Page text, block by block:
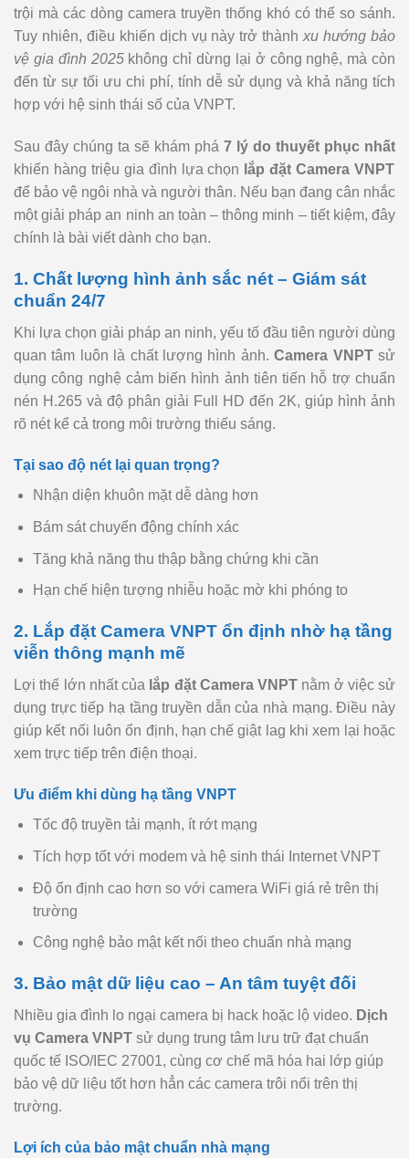
trội mà các dòng camera truyền thống khó có thể so sánh.
Tuy nhiên, điều khiến dịch vụ này trở thànhxu hướng bảo
vệ gia đình 2025không chỉ dừng lại ở công nghệ, mà còn
đến từ sự tối ưu chi phí, tính dễ sử dụng và khả năng tích
hợp với hệ sinh thái số của VNPT.
Sau đây chúng ta sẽ khám phá 7 lý do thuyết phục nhất
khiến hàng triệu gia đình lựa chọn lắp đặt Camera VNPT
để bảo vệ ngôi nhà và người thân. Nếu bạn đang cân nhắc
một giải pháp an ninh an toàn – thông minh – tiết kiệm, đây
chính là bài viết dành cho bạn.
1. Chất lượng hình ảnh sắc nét – Giám sát
chuẩn 24/7
Khi lựa chọn giải pháp an ninh, yếu tố đầu tiên người dùng
quan tâm luôn là chất lượng hình ảnh.Camera VNPTsử
dụng công nghệ cảm biến hình ảnh tiên tiến hỗ trợ chuẩn
nén H.265 và độ phân giải Full HD đến 2K, giúp hình ảnh
rõ nét kể cả trong môi trường thiếu sáng.
Tại sao độ nét lại quan trọng?
Nhận diện khuôn mặt dễ dàng hơn
Bám sát chuyển động chính xác
Tăng khả năng thu thập bằng chứng khi cần
Hạn chế hiện tượng nhiễu hoặc mờ khi phóng to
2. Lắp đặt Camera VNPT ổn định nhờ hạ tầng
viễn thông mạnh mẽ
Lợi thế lớn nhất của lắp đặt Camera VNPT nằm ở việc sử
dụng trực tiếp hạ tầng truyền dẫn của nhà mạng. Điều này
giúp kết nối luôn ổn định, hạn chế giật lag khi xem lại hoặc
xem trực tiếp trên điện thoại.
Ưu điểm khi dùng hạ tầng VNPT
Tốc độ truyền tải mạnh, ít rớt mạng
Tích hợp tốt với modem và hệ sinh thái Internet VNPT
Độ ổn định cao hơn so với camera WiFi giá rẻ trên thị
trường
Công nghệ bảo mật kết nối theo chuẩn nhà mạng
3. Bảo mật dữ liệu cao – An tâm tuyệt đối
Nhiều gia đình lo ngại camera bị hack hoặc lộ video. Dịch
vụ Camera VNPT sử dụng trung tâm lưu trữ đạt chuẩn
quốc tế ISO/IEC 27001, cùng cơ chế mã hóa hai lớp giúp
bảo vệ dữ liệu tốt hơn hẳn các camera trôi nổi trên thị
trường.
Lợi ích của bảo mật chuẩn nhà mạng